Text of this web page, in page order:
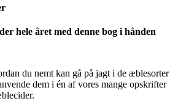
hele året med denne bog i hånden
du nemt kan gå på jagt i de æblesorter
dem i én af vores mange opskrifter